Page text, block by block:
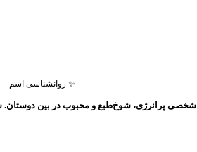
✨ روانشناسی اسم
شخصی پرانرژی، شوخ‌طبع و محبوب در بین دوستان.